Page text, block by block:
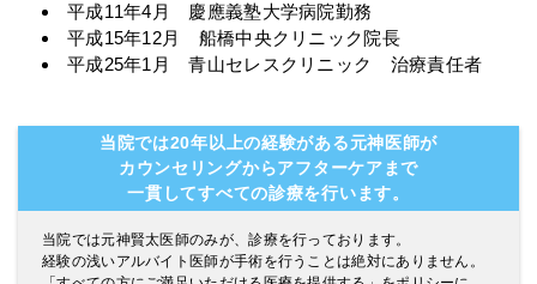
平成11年4月 慶應義塾大学病院勤務
平成15年12月 船橋中央クリニック院長
平成25年1月 青山セレスクリニック 治療責任者
当院では20年以上の経験がある元神医師が
カウンセリングからアフターケアまで
一貫してすべての診療を行います。
当院では元神賢太医師のみが、診療を行っております。
経験の浅いアルバイト医師が手術を行うことは絶対にありません。